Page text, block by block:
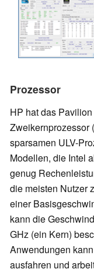
Prozessor
HP hat das
Zweikernprozessor
sparsamen ULV-
Modellen, die Intel
genug
die meisten Nutzer
einer
kann die
GHz (ein Kern)
Anwendungen
ausfahren und